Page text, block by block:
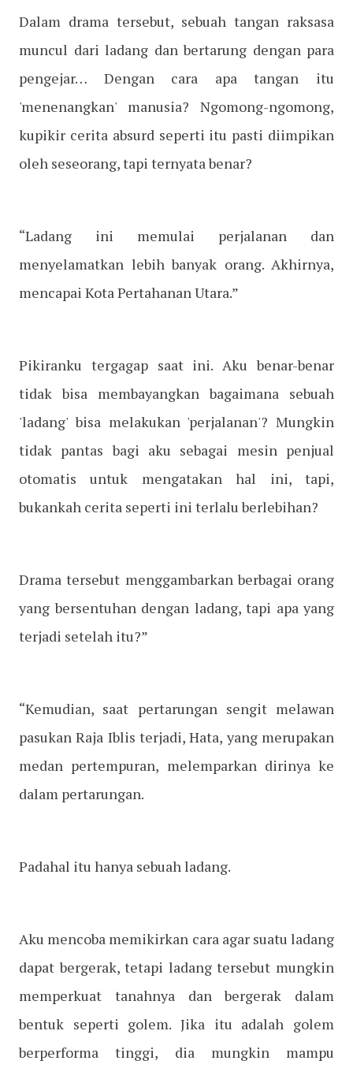
Dalam drama tersebut, sebuah tangan raksasa
muncul dari ladang dan bertarung dengan para
pengejar… Dengan cara apa tangan itu
'menenangkan' manusia? Ngomong-ngomong,
kupikir cerita absurd seperti itu pasti diimpikan
oleh seseorang, tapi ternyata benar?
“Ladang ini memulai perjalanan dan
menyelamatkan lebih banyak orang. Akhirnya,
mencapai Kota Pertahanan Utara.”
Pikiranku tergagap saat ini. Aku benar-benar
tidak bisa membayangkan bagaimana sebuah
'ladang' bisa melakukan 'perjalanan'? Mungkin
tidak pantas bagi aku sebagai mesin penjual
otomatis untuk mengatakan hal ini, tapi,
bukankah cerita seperti ini terlalu berlebihan?
Drama tersebut menggambarkan berbagai orang
yang bersentuhan dengan ladang, tapi apa yang
terjadi setelah itu?”
“Kemudian, saat pertarungan sengit melawan
pasukan Raja Iblis terjadi, Hata, yang merupakan
medan pertempuran, melemparkan dirinya ke
dalam pertarungan.
Padahal itu hanya sebuah ladang.
Aku mencoba memikirkan cara agar suatu ladang
dapat bergerak, tetapi ladang tersebut mungkin
memperkuat tanahnya dan bergerak dalam
bentuk seperti golem. Jika itu adalah golem
berperforma tinggi, dia mungkin mampu